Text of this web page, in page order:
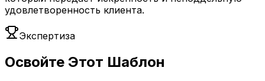
удовлетворенность клиента.
Экспертиза
Освойте Этот Шаблон